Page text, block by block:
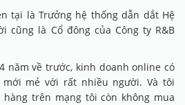
tại là Trưởng hệ thống dẫn dắt Hệ
cũng là Cổ đông của Công ty R&B
năm về trước, kinh doanh online có
mẻ với rất nhiều người. Và tôi
trên mạng tôi còn không mua